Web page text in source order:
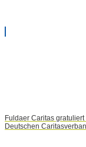
Fuldaer Caritas
Deutschen